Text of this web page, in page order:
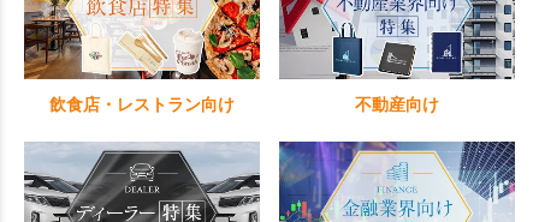
飲食店・レストラン向け 不動産向け